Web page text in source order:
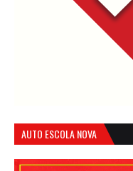
AUTO ESCOLA NOVA